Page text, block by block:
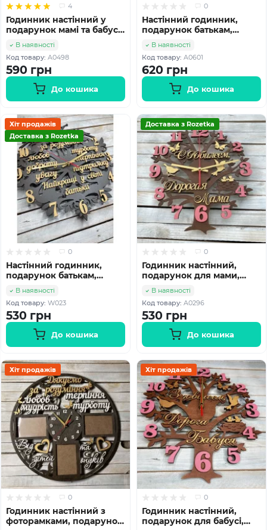
4
Годинник настінний у
подарунок мамі та бабусі,
годинник для мами hwd-
A0498
В наявності
Код товару: A0498
590 грн
До кошика
0
Настінний годинник,
подарунок батькам,
подарунок батькам на
ювілей hwd-A0601
В наявності
Код товару: A0601
620 грн
До кошика
Хіт продажів
Доставка з Rozetka
0
Настінний годинник,
подарунок батькам,
подарунок батькам на
ювілей hwd-W023
В наявності
Код товару: W023
530 грн
До кошика
Доставка з Rozetka
0
Годинник настінний,
подарунок для мами,
подарунок мамі з
ювілеєм HWD-A0296
В наявності
Код товару: A0296
530 грн
До кошика
Хіт продажів
0
Годинник настінний з
фоторамками, подарунок
Хіт продажів
0
Годинник настінний,
подарунок для бабусі,